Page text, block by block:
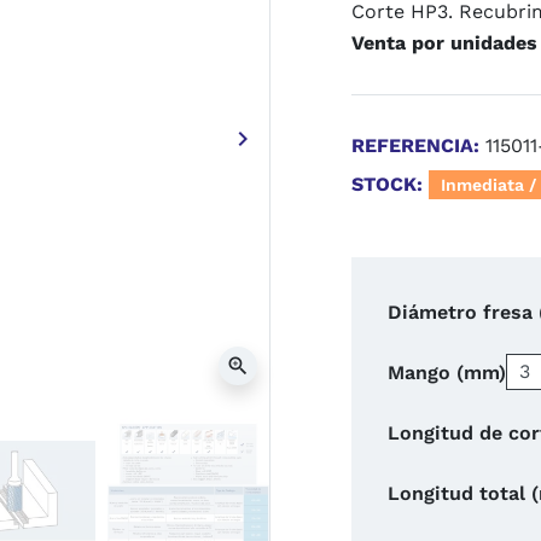
Siguiente
keyboard_arrow_right
zoom_in
Corte HP3.
Venta por unidades
REFERENCIA:
STOCK:
Inmediata /
Diámetro fresa
Mango (mm)
Longitud de
Longitud total